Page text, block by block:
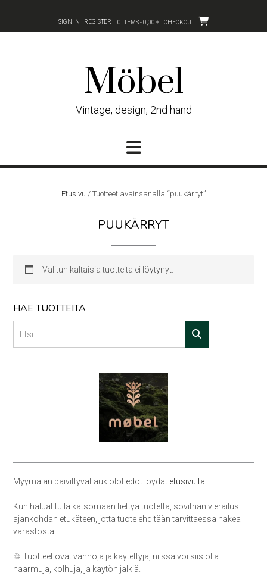
content
SIGN IN | REGISTER 0 ITEMS - 0,00 € CHECKOUT
Möbel
Vintage, design, 2nd hand
Etusivu / Tuotteet avainsanalla “puukärryt”
PUUKÄRRYT
Valitun kaltaisia tuotteita ei löytynyt.
HAE TUOTTEITA
Myymälän päivittyvät aukiolotiedot löydät etusivulta!
Kun haluat tulla katsomaan tiettyä tuotetta, sovithan vierailusi
ajankohdan etukäteen, jotta tuote ehditään tarvittaessa hakea
varastosta.
♲ Tuotteet ovat vanhoja ja käytettyjä, niissä voi siis olla
naarmuja, kolhuja, ja käytön jälkiä.